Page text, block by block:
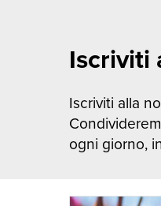
Iscriviti
Iscriviti alla
ogni giorno,